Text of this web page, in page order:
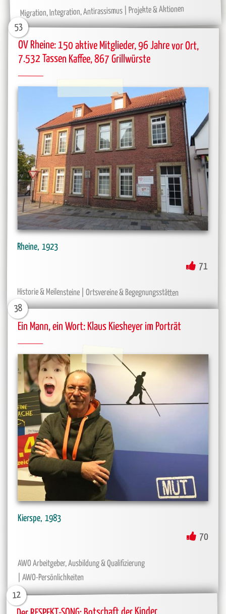
Migration, Integration, Antirassismus Projekte & Aktionen
OV Rheine: 150 aktive Mitglieder, 96 Jahre vor Ort,
7.532 Tassen Kaffee, 867 Grillwürste
53
Rheine 1923
71
Historie & Meilensteine Ortsvereine & Begegnungsstätten
Ein Mann, ein Wort: Klaus Kiesheyer im Porträt
38
Kierspe 1983
70
AWO Arbeitgeber, Ausbildung & Qualifizierung
AWO-Persönlichkeiten
12